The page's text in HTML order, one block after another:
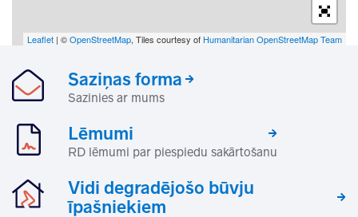
Leaflet | ©OpenStreetMap, Tiles courtesy of Humanitarian OpenStreetMap Team
Saziņas forma
Sazinies ar mums
Lēmumi
RD lēmumi par piespiedu sakārtošanu
Vidi degradējošo būvju
īpašniekiem